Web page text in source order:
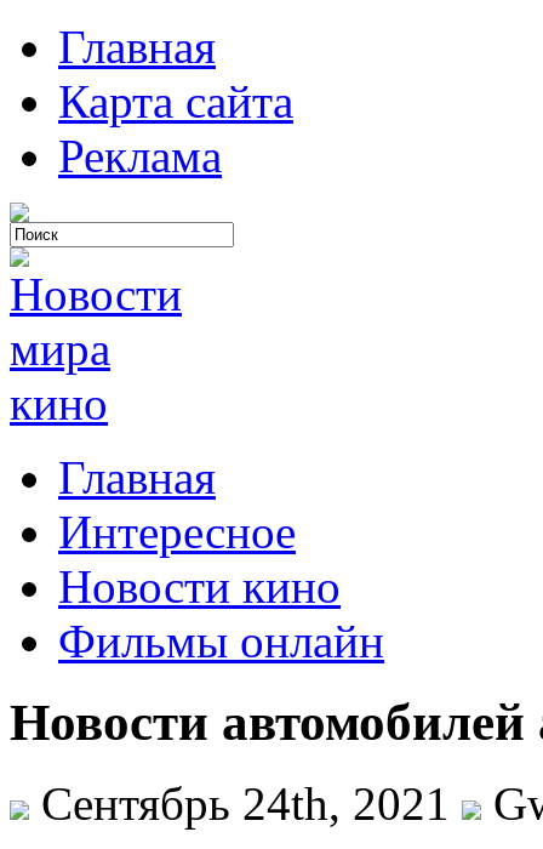
Главная
Карта сайта
Реклама
Главная
Интересное
Новости кино
Фильмы онлайн
Новости
Сентябрь 24th, 2021